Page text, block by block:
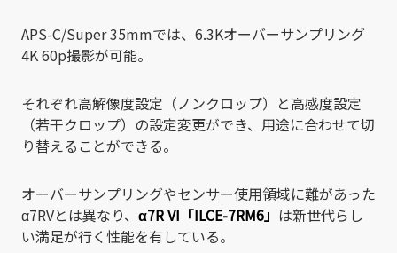
APS-C/Super 35mmでは、6.3Kオーバーサンプリング
4K 60p撮影が可能。
それぞれ高解像度設定（ノンクロップ）と高感度設定
（若干クロップ）の設定変更ができ、用途に合わせて切
り替えることができる。
オーバーサンプリングやセンサー使用領域に難があった
α7RVとは異なり、 α7R VI「ILCE-7RM6」 は新世代らし
い満足が行く性能を有している。